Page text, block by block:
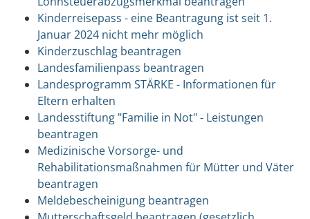
Kinderreisepass - eine Beantragung ist seit 1.
Januar 2024 nicht mehr möglich
Kinderzuschlag beantragen
Landesfamilienpass beantragen
Landesprogramm STÄRKE - Informationen für
Eltern erhalten
Landesstiftung "Familie in Not" - Leistungen
beantragen
Medizinische Vorsorge- und
Rehabilitationsmaßnahmen für Mütter und Väter
beantragen
Meldebescheinigung beantragen